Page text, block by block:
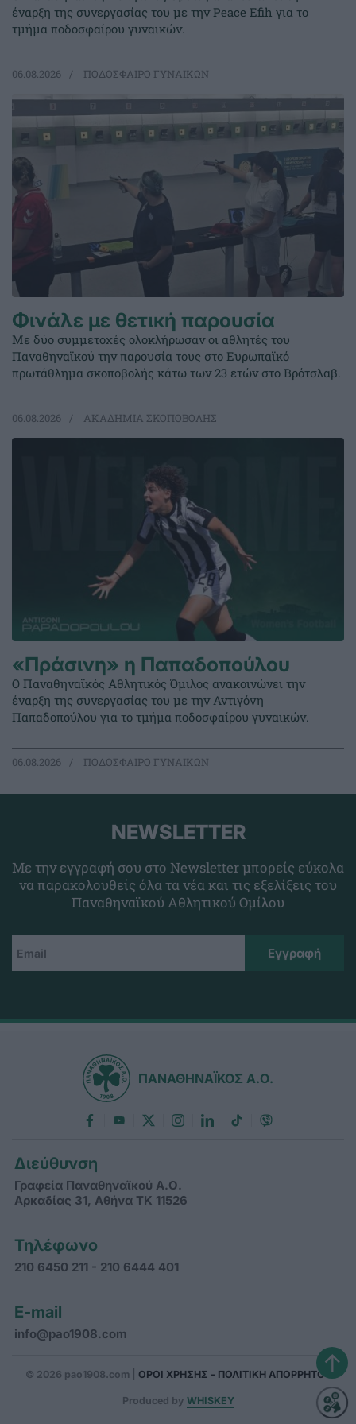
έναρξη της συνεργασίας του με την Peace Efih για το
τμήμα ποδοσφαίρου γυναικών.
06.08.2026 ΠΟΔΟΣΦΑΙΡΟ ΓΥΝΑΙΚΩΝ
Φινάλε με θετική παρουσία
Με δύο συμμετοχές ολοκλήρωσαν οι αθλητές του
Παναθηναϊκού την παρουσία τους στο Ευρωπαϊκό
πρωτάθλημα σκοποβολής κάτω των 23 ετών στο Βρότσλαβ.
06.08.2026 ΑΚΑΔΗΜΙΑ ΣΚΟΠΟΒΟΛΗΣ
«Πράσινη» η Παπαδοπούλου
Ο Παναθηναϊκός Αθλητικός Όμιλος ανακοινώνει την
έναρξη της συνεργασίας του με την Αντιγόνη
Παπαδοπούλου για το τμήμα ποδοσφαίρου γυναικών.
06.08.2026 ΠΟΔΟΣΦΑΙΡΟ ΓΥΝΑΙΚΩΝ
NEWSLETTER
Με την εγγραφή σου στο Newsletter μπορείς εύκολα
να παρακολουθείς όλα τα νέα και τις εξελίξεις του
Παναθηναϊκού Αθλητικού Ομίλου
ΠΑΝΑΘΗΝΑΪΚΟΣ Α.Ο.
Διεύθυνση
Γραφεία Παναθηναϊκού Α.Ο.
Αρκαδίας 31, Αθήνα ΤΚ 11526
Τηλέφωνο
210 6450 211 - 210 6444 401
E-mail
info@pao1908.com
© 2026 pao1908.com | ΟΡΟΙ ΧΡΗΣΗΣ - ΠΟΛΙΤΙΚΗ ΑΠΟΡΡΗΤΟΥ
Produced by WHISKEY
↑